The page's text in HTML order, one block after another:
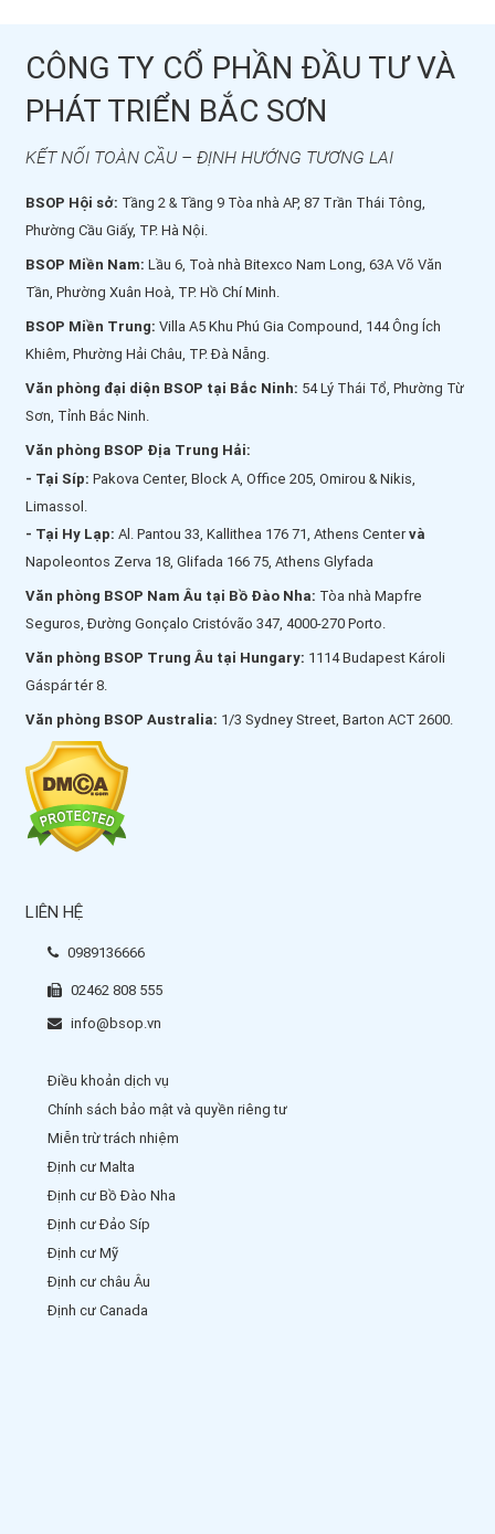
CÔNG TY CỔ PHẦN ĐẦU TƯ VÀ
PHÁT TRIỂN BẮC SƠN
KẾT NỐI TOÀN CẦU – ĐỊNH HƯỚNG TƯƠNG LAI
BSOP Hội sở: Tầng 2 & Tầng 9 Tòa nhà AP, 87 Trần Thái Tông,
Phường Cầu Giấy, TP. Hà Nội.
BSOP Miền Nam: Lầu 6, Toà nhà Bitexco Nam Long, 63A Võ Văn
Tần, Phường Xuân Hoà, TP. Hồ Chí Minh.
BSOP Miền Trung: Villa A5 Khu Phú Gia Compound, 144 Ông Ích
Khiêm, Phường Hải Châu, TP. Đà Nẵng.
Văn phòng đại diện BSOP tại Bắc Ninh: 54 Lý Thái Tổ, Phường Từ
Sơn, Tỉnh Bắc Ninh.
Văn phòng BSOP Địa Trung Hải:
- Tại Síp: Pakova Center, Block A, Office 205, Omirou & Nikis,
Limassol.
- Tại Hy Lạp: Al. Pantou 33, Kallithea 176 71, Athens Centervà
Napoleontos Zerva 18, Glifada 166 75, Athens Glyfada
Văn phòng BSOP Nam Âu tại Bồ Đào Nha: Tòa nhà Mapfre
Seguros, Đường Gonçalo Cristóvão 347, 4000-270 Porto.
Văn phòng BSOP Trung Âu tại Hungary: 1114 Budapest Károli
Gáspár tér 8.
Văn phòng BSOP Australia: 1/3 Sydney Street, Barton ACT 2600.
LIÊN HỆ
0989136666
02462 808 555
info@bsop.vn
Điều khoản dịch vụ
Chính sách bảo mật và quyền riêng tư
Miễn trừ trách nhiệm
Định cư Malta
Định cư Bồ Đào Nha
Định cư Đảo Síp
Định cư Mỹ
Định cư châu Âu
Định cư Canada